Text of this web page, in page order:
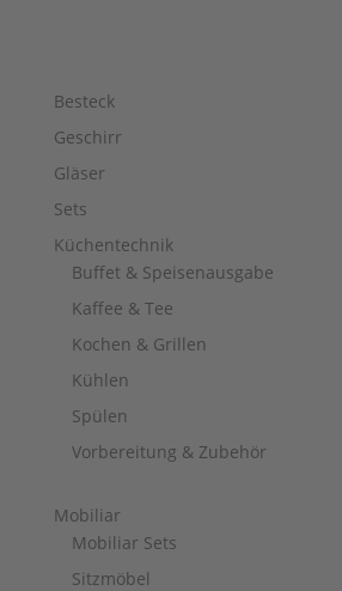
Besteck
Geschirr
Gläser
Sets
Küchentechnik
Buffet & Speisenausgabe
Kaffee & Tee
Kochen & Grillen
Kühlen
Spülen
Vorbereitung & Zubehör
Mobiliar
Mobiliar Sets
Sitzmöbel